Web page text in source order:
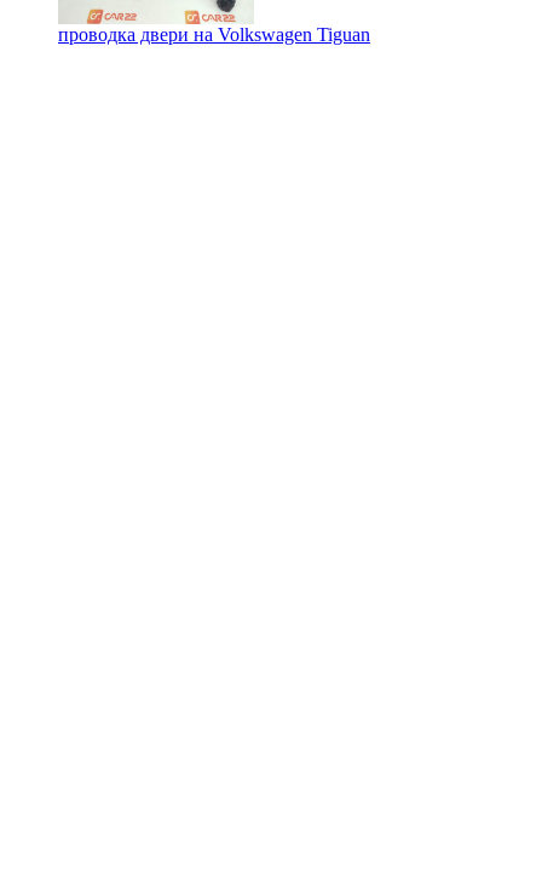
проводка двери на Volkswagen Tiguan